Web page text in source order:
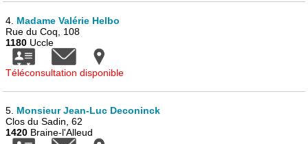
4. Madame Valérie Helbo
Rue du Coq, 108
1180 Uccle
Téléconsultation disponible
5. Monsieur Jean-Luc Deconinck
Clos du Sadin, 62
1420 Braine-l'Alleud